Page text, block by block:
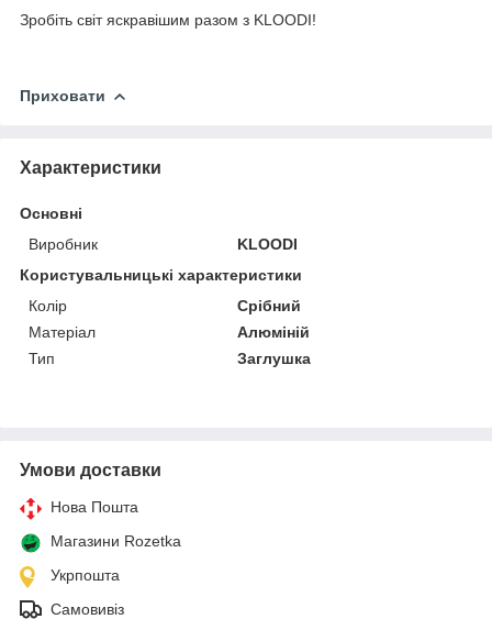
Зробіть світ яскравішим разом з KLOODI!
Приховати
Характеристики
Основні
Виробник
KLOODI
Користувальницькі характеристики
Колір
Срібний
Матеріал
Алюміній
Тип
Заглушка
Умови доставки
Нова Пошта
Магазини Rozetka
Укрпошта
Самовивіз